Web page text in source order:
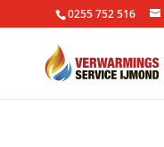
0255 752 516